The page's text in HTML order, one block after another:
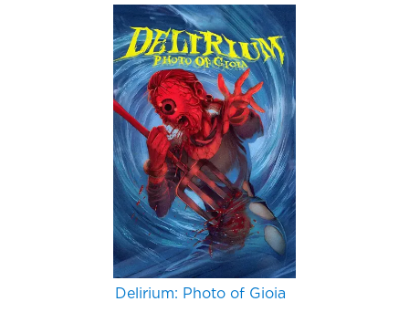
Delirium: Photo of Gioia